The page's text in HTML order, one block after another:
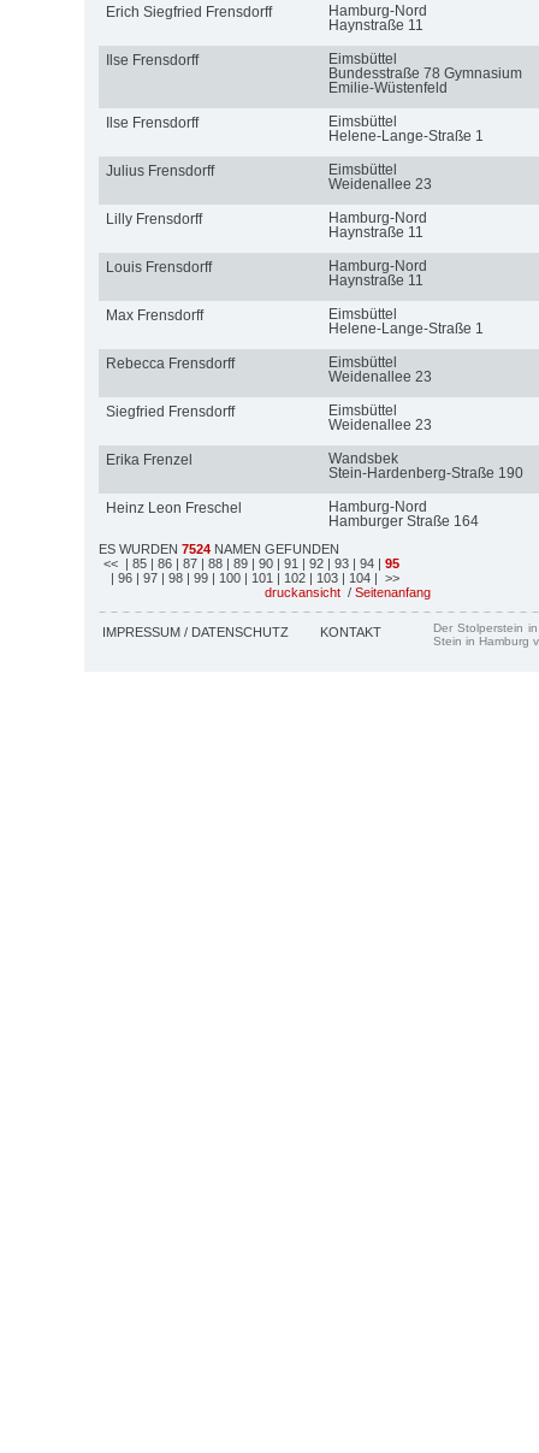
Erich Siegfried Frensdorff
Hamburg-Nord
Haynstraße 11
Ilse Frensdorff
Eimsbüttel
Bundesstraße 78 Gymnasium
Emilie-Wüstenfeld
Ilse Frensdorff
Eimsbüttel
Helene-Lange-Straße 1
Julius Frensdorff
Eimsbüttel
Weidenallee 23
Lilly Frensdorff
Hamburg-Nord
Haynstraße 11
Louis Frensdorff
Hamburg-Nord
Haynstraße 11
Max Frensdorff
Eimsbüttel
Helene-Lange-Straße 1
Rebecca Frensdorff
Eimsbüttel
Weidenallee 23
Siegfried Frensdorff
Eimsbüttel
Weidenallee 23
Erika Frenzel
Wandsbek
Stein-Hardenberg-Straße 190
Heinz Leon Freschel
Hamburg-Nord
Hamburger Straße 164
ES WURDEN 7524 NAMEN GEFUNDEN
<< | 85 | 86 | 87 | 88 | 89 | 90 | 91 | 92 | 93 | 94 | 95
| 96 | 97 | 98 | 99 | 100 | 101 | 102 | 103 | 104 | >>
druckansicht / Seitenanfang
IMPRESSUM / DATENSCHUTZ KONTAKT
Der Stolperstein
Stein in Hamburg